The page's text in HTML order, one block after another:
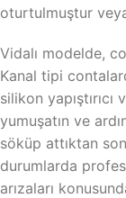
oturtulmuştur
Vidalı modelde,
Kanal tipi
silikon
yumuşatın ve
söküp attıktan
durumlarda
arızaları